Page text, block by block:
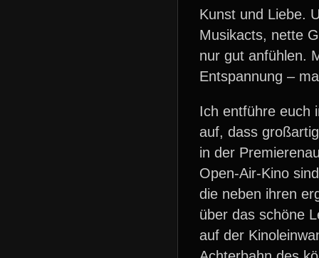
Kunst und Liebe.
Musikacts, nette
nur gut anfühlen.
Entspannung –
Ich entführe euch
auf, dass
in der
Open-Air-Kino
die neben ihren
über das schöne
auf der